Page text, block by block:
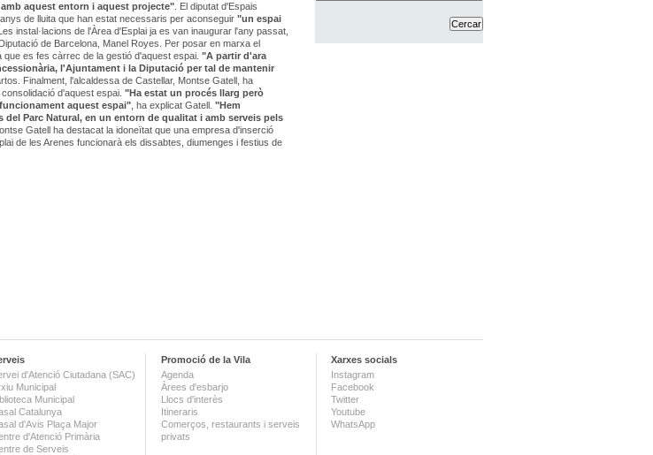
aquest entorn i aquest projecte" . El diputat d'Espais
de lluita que han estat necessaris per aconseguir "un espai
Les instal·lacions de l'Àrea d'Esplai ja es van inaugurar l'any passat,
de Barcelona, Manel Royes. Per posar en marxa el
es fes càrrec de la gestió d'aquest espai. "A partir d'ara
l'Ajuntament i la Diputació per tal de mantenir
Finalment, l'alcaldessa de Castellar, Montse Gatell, ha
d'aquest espai. "Ha estat un procés llarg però
aquest espai" , ha explicat Gatell. "Hem
Parc Natural, en un entorn de qualitat i amb serveis pels
Gatell ha destacat la idoneïtat que una empresa d'inserció
de les Arenes funcionarà els dissabtes, diumenges i festius de
d'Atenció Ciutadana (SAC)
Municipal
Municipal
Catalunya
d'Avis Plaça Major
d'Atenció Primària
de Serveis
Promoció de la Vila
Agenda
Àrees d'esbarjo
Llocs d'interès
Itineraris
Comerços, restaurants i serveis
privats
Xarxes socials
Instagram
Facebook
Twitter
Youtube
WhatsApp